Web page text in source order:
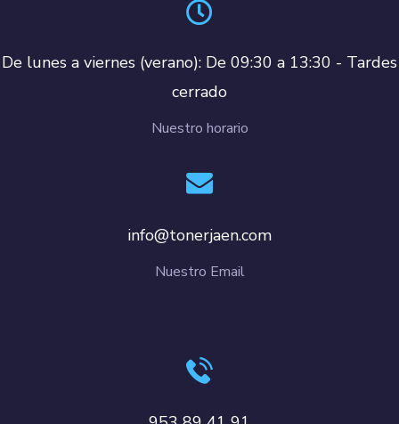
De lunes a viernes (verano): De 09:30 a 13:30 - Tardes
cerrado
Nuestro horario
info@tonerjaen.com
Nuestro Email